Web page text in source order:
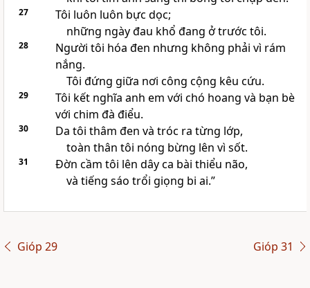
27
Tôi luôn luôn bực dọc;
những ngày đau khổ đang ở trước tôi.
28
Người tôi hóa đen nhưng không phải vì rám
nắng.
Tôi đứng giữa nơi công cộng kêu cứu.
29
Tôi kết nghĩa anh em với chó hoang và bạn bè
với chim đà điểu.
30
Da tôi thâm đen và tróc ra từng lớp,
toàn thân tôi nóng bừng lên vì sốt.
31
Đờn cầm tôi lên dây ca bài thiểu não,
và tiếng sáo trổi giọng bi ai.”
Gióp 29 Gióp 31